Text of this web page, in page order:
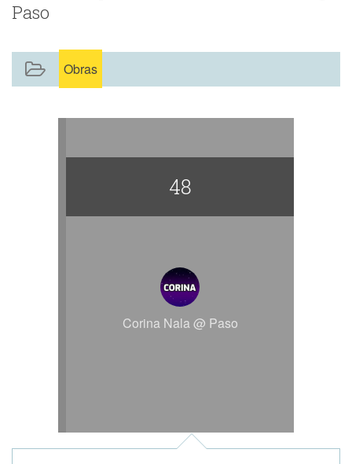
Paso
Obras
48
Corina Nala @ Paso